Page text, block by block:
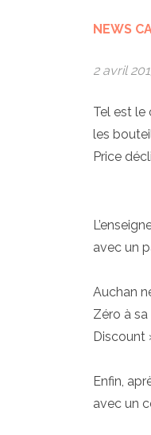
NEWS
2 avril
Tel est le
les
Price
avec un
Auchan
Zéro à
Discount
Enfin,
avec un